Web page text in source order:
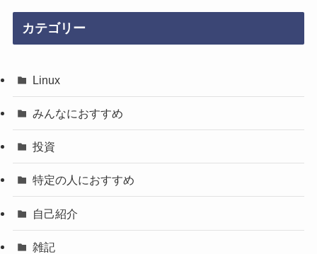
カテゴリー
Linux
みんなにおすすめ
投資
特定の人におすすめ
自己紹介
雑記